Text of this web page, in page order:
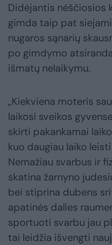
Didėjantis nėščiosios
gimda taip pat
nugaros sąnarių
po gimdymo
išmatų nelaikymu.
„Kiekviena moteris
laikosi sveikos
skirti pakankamai
kuo daugiau laiko
Nemažiau svarbus ir
skatina žarnyno
bei stiprina dubens
apatinės dalies
sportuoti svarbu jau
tai leidžia išvengti